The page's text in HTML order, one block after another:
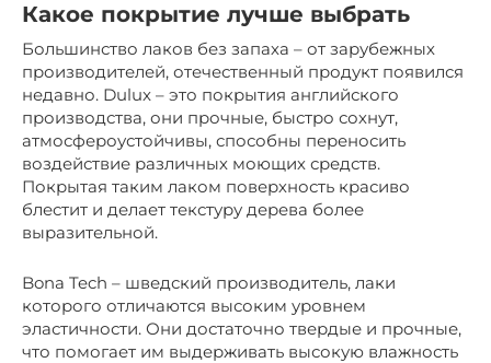
Какое покрытие лучше выбрать
Большинство лаков без запаха – от зарубежных
производителей, отечественный продукт появился
недавно. Dulux – это покрытия английского
производства, они прочные, быстро сохнут,
атмосфероустойчивы, способны переносить
воздействие различных моющих средств.
Покрытая таким лаком поверхность красиво
блестит и делает текстуру дерева более
выразительной.
Bona Tech – шведский производитель, лаки
которого отличаются высоким уровнем
эластичности. Они достаточно твердые и прочные,
что помогает им выдерживать высокую влажность